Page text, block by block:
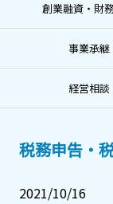
創業融資・財
事業承継
経営相談
税務申告・
2021/10/16